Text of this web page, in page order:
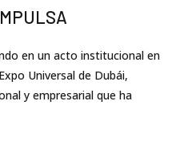
en un acto institucional en
Universal de Dubái,
y empresarial que ha